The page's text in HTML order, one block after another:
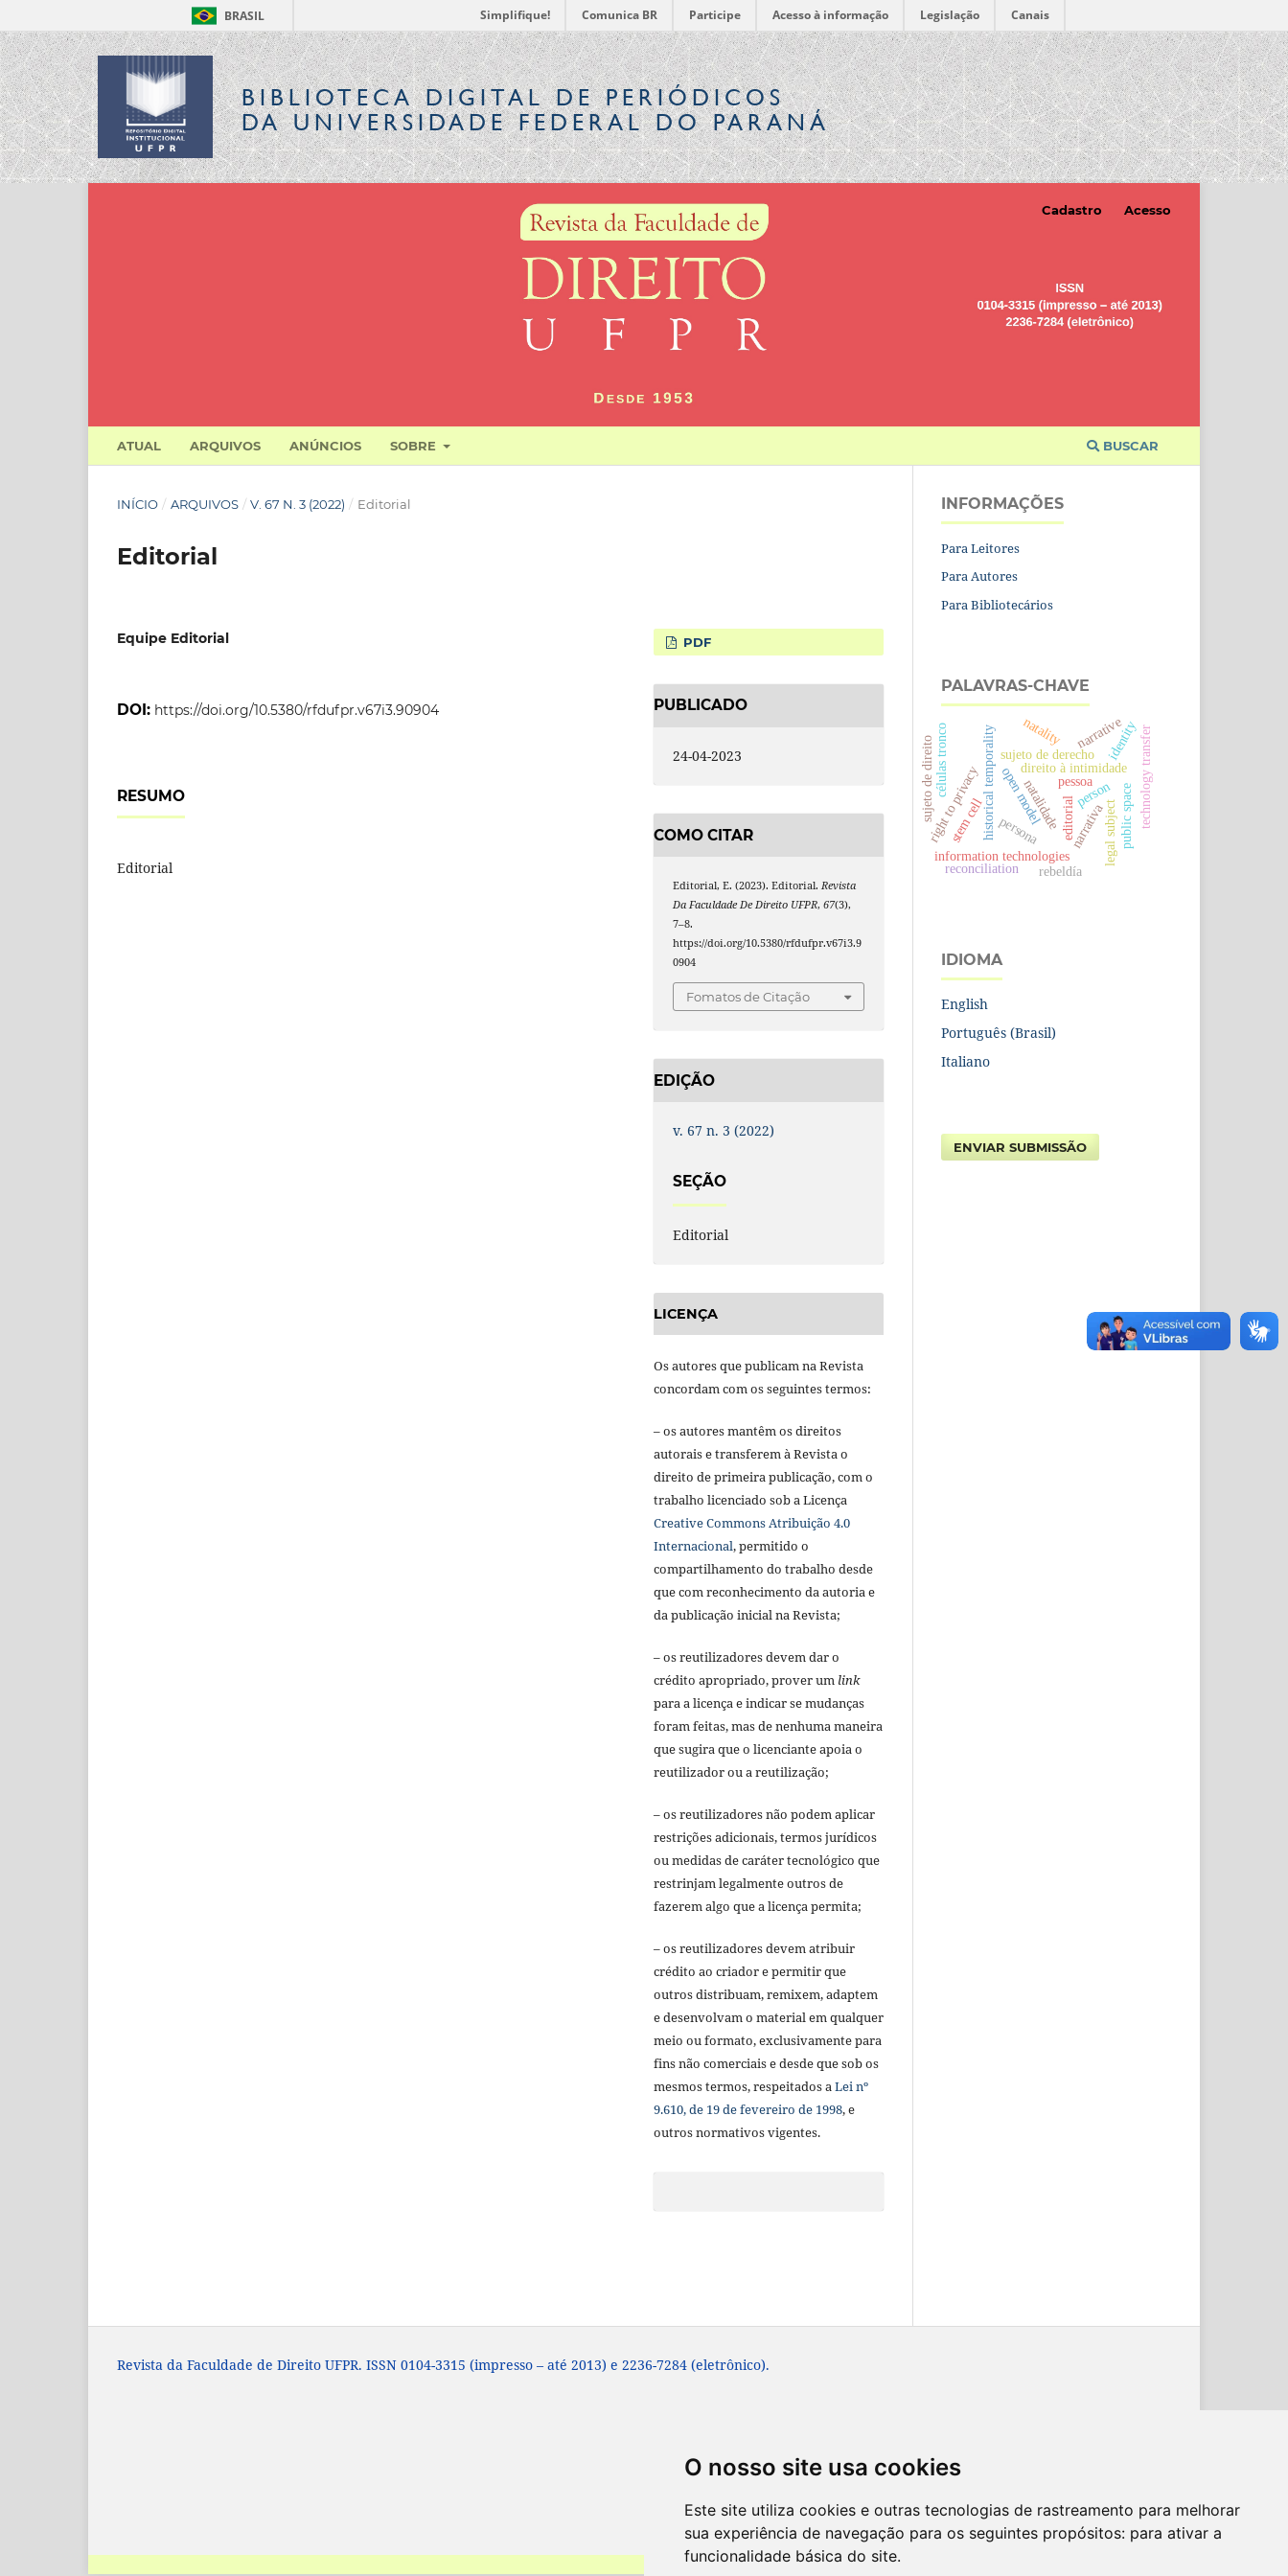
O nosso site usa cookies
Este site utiliza cookies e outras tecnologias de rastreamento para melhorar
sua experiência de navegação para os seguintes propósitos: para ativar a
funcionalidade básica do site.
BRASIL Simplifique! Comunica BR Participe Acesso à informação Legislação Canais
BIBLIOTECA DIGITALDE PERIÓDICOS
DA UNIVERSIDADE FEDERAL DO PARANÁ
ATUAL ARQUIVOS ANÚNCIOS SOBRE BUSCAR
Cadastro Acesso
INÍCIO / ARQUIVOS / V. 67 N. 3 (2022) / Editorial
Editorial
Equipe Editorial
DOI: https://doi.org/10.5380/rfdufpr.v67i3.90904
RESUMO
Editorial
PDF
PUBLICADO
24-04-2023
COMO CITAR
Editorial, E. (2023). Editorial.Revista
Da Faculdade De Direito UFPR,67(3),
7–8.
https://doi.org/10.5380/rfdufpr.v67i3.9
0904
Fomatos de Citação
EDIÇÃO
v. 67 n. 3 (2022)
SEÇÃO
Editorial
LICENÇA
Os autores que publicam na Revista
concordam com os seguintes termos:
– os autores mantêm os direitos
autorais e transferem à Revista o
direito de primeira publicação, com o
trabalho licenciado sob a Licença
Creative Commons Atribuição 4.0
Internacional, permitido o
compartilhamento do trabalho desde
que com reconhecimento da autoria e
da publicação inicial na Revista;
– os reutilizadores devem dar o
crédito apropriado, prover um link
para a licença e indicar se mudanças
foram feitas, mas de nenhuma maneira
que sugira que o licenciante apoia o
reutilizador ou a reutilização;
– os reutilizadores não podem aplicar
restrições adicionais, termos jurídicos
ou medidas de caráter tecnológico que
restrinjam legalmente outros de
fazerem algo que a licença permita;
– os reutilizadores devem atribuir
crédito ao criador e permitir que
outros distribuam, remixem, adaptem
e desenvolvam o material em qualquer
meio ou formato, exclusivamente para
fins não comerciais e desde que sob os
mesmos termos, respeitados aLei nº
9.610, de 19 de fevereiro de 1998, e
outros normativos vigentes.
INFORMAÇÕES
Para Leitores
Para Autores
Para Bibliotecários
PALAVRAS-CHAVE
editorial
open model person
legal subject
historical temporalitypersona
sujeto de derecho
information technologies
right to privacy direito à intimidade
stem cell technology transfer
células tronco
sujeto de direito
narrative
public space
reconciliation
natality
narrativa
natalidadepessoa
identity
rebeldía
IDIOMA
English
Português (Brasil)
Italiano
ENVIAR SUBMISSÃO
Revista da Faculdade de Direito UFPR. ISSN 0104-3315 (impresso – até 2013) e 2236-7284 (eletrônico).